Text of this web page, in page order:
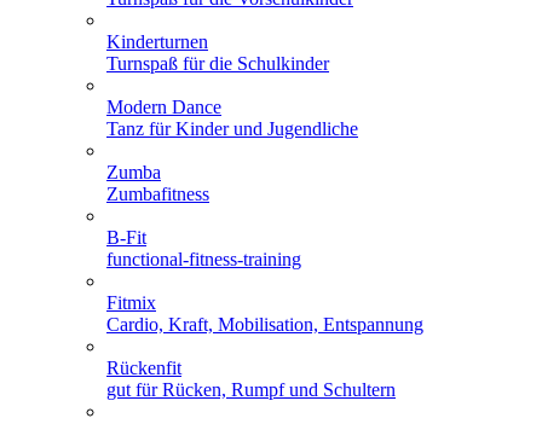
Kinderturnen
Turnspaß für die Schulkinder
Modern Dance
Tanz für Kinder und Jugendliche
Zumba
Zumbafitness
B-Fit
functional-fitness-training
Fitmix
Cardio, Kraft, Mobilisation, Entspannung
Rückenfit
gut für Rücken, Rumpf und Schultern